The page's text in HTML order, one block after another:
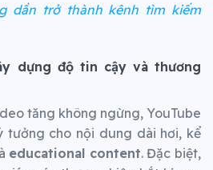
dần trở thành kênh tìm kiếm
dựng độ tin cậy và thương
tăng không ngừng, YouTube
tưởng cho nội dung dài hơi, kể
educational content. Đặc biệt,